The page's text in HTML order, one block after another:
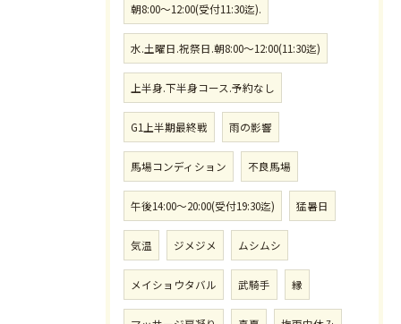
朝8:00〜12:00(受付11:30迄).
水.土曜日.祝祭日.朝8:00〜12:00(11:30迄)
上半身.下半身コース.予約なし
G1上半期最終戦 雨の影響
馬場コンディション 不良馬場
午後14:00〜20:00(受付19:30迄) 猛暑日
気温 ジメジメ ムシムシ
メイショウタバル 武騎手 縁